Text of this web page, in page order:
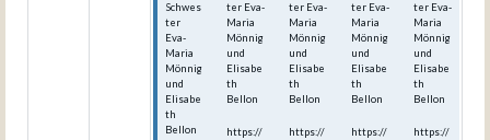
Schwes
ter
Eva-
Maria
Mönnig
und
Elisabe
th
Bellon
ter Eva-
Maria
Mönnig
und
Elisabe
th
Bellon
https://
ter Eva-
Maria
Mönnig
und
Elisabe
th
Bellon
https://
ter Eva-
Maria
Mönnig
und
Elisabe
th
Bellon
https://
ter Eva-
Maria
Mönnig
und
Elisabe
th
Bellon
https://